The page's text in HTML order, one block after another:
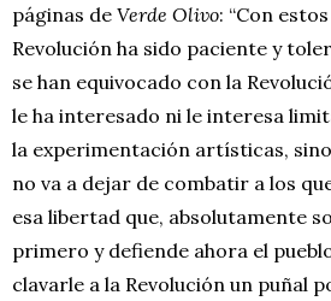
páginas de Verde Olivo: “Con
Revolución ha sido paciente y
se han equivocado con la
le ha interesado ni le interesa
la experimentación artísticas,
no va a dejar de combatir a los
esa libertad que, absolutamente
primero y defiende ahora el
clavarle a la Revolución un puñal